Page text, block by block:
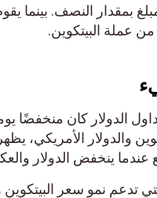
بمقدار النصف. بينما
عملة البيتكوين.
الدولار كان منخفضًا
عندما ينخفض ​​الدولار
تدعم نمو سعر البيتكوين